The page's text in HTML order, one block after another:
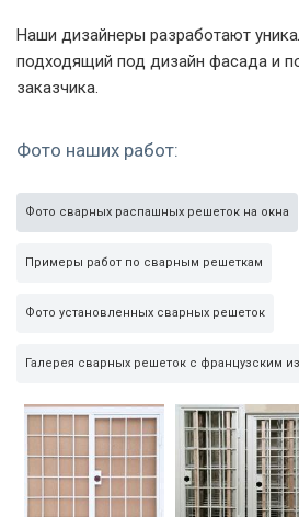
Наши дизайнеры разработают
подходящий под дизайн фасада и
заказчика.
Фото наших работ:
Фото сварных распашных решеток на окна
Примеры работ по сварным решеткам
Фото установленных сварных решеток
Галерея сварных решеток с французским